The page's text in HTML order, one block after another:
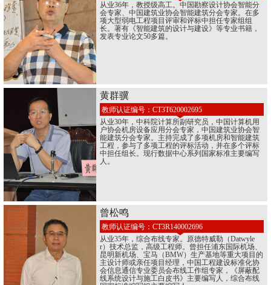
从业36年，教授级高工。中国勘察设计协会智能分
会专家、中国建筑业协会智能建筑分会专家。在多
项大型弱电工程项目评审和评标中担任专家组组
长。著有《智能建筑的设计与建设》等专业书籍，
发表专业论文50多篇。
黄群骥
教师认证编号：CT3T620002695
从业30年，中科院计算所副研究员，中国计算机用
户协会机房设备应用分会专家，中国建筑业协会智
能建筑分会专家。主持完成了多项机房和智能建筑
工程，参与了多项工程的评标活动，并在多个评标
中担任组长。现行数据中心系列国家标准主要编写
人。
曾松鸣
教师认证编号：CT3R140002696
从业35年，综合布线专家。原德特威勒（Datwyle
r）技术总监，高级工程师。曾担任浦东国际机场、
昆明新机场、宝马（BMW）生产基地等重大项目的
主设计师或亲任项目经理，中国工程建设标准化协
会信息通信专业委员会布线工作组专家，《屏蔽配
线系统设计与施工白皮书》主要编写人，综合布线